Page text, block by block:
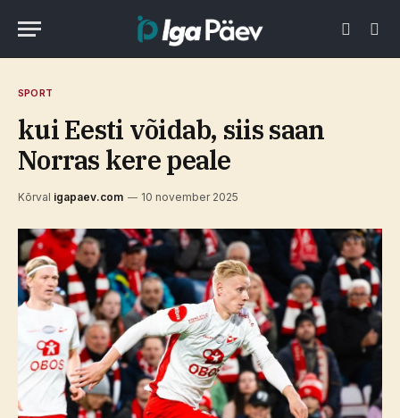
SPORT
kui Eesti võidab, siis saan
Norras kere peale
Kõrval igapaev.com 10 november 2025